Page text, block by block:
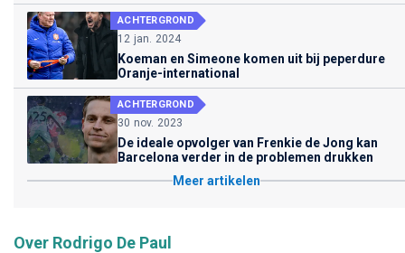
ACHTERGROND
12 jan. 2024
Koeman en Simeone komen uit bij peperdure
Oranje-international
ACHTERGROND
30 nov. 2023
De ideale opvolger van Frenkie de Jong kan
Barcelona verder in de problemen drukken
Meer artikelen
Over Rodrigo De Paul